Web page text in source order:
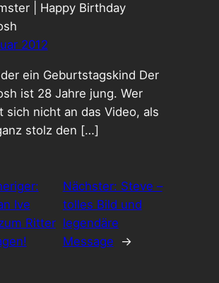
| Happy Birthday
2012
ein Geburtstagskind Der
ist 28 Jahre jung. Wer
sich nicht an das Video, als
stolz den […]
Ive
Ritter
Nächster: Steve –
tolles Bild und
legendäre
Message
→